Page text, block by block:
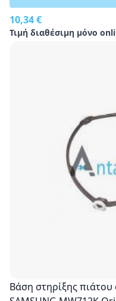
10,34 €
Τιμή διαθέσιμη μόνο
Βάση στηρίξης